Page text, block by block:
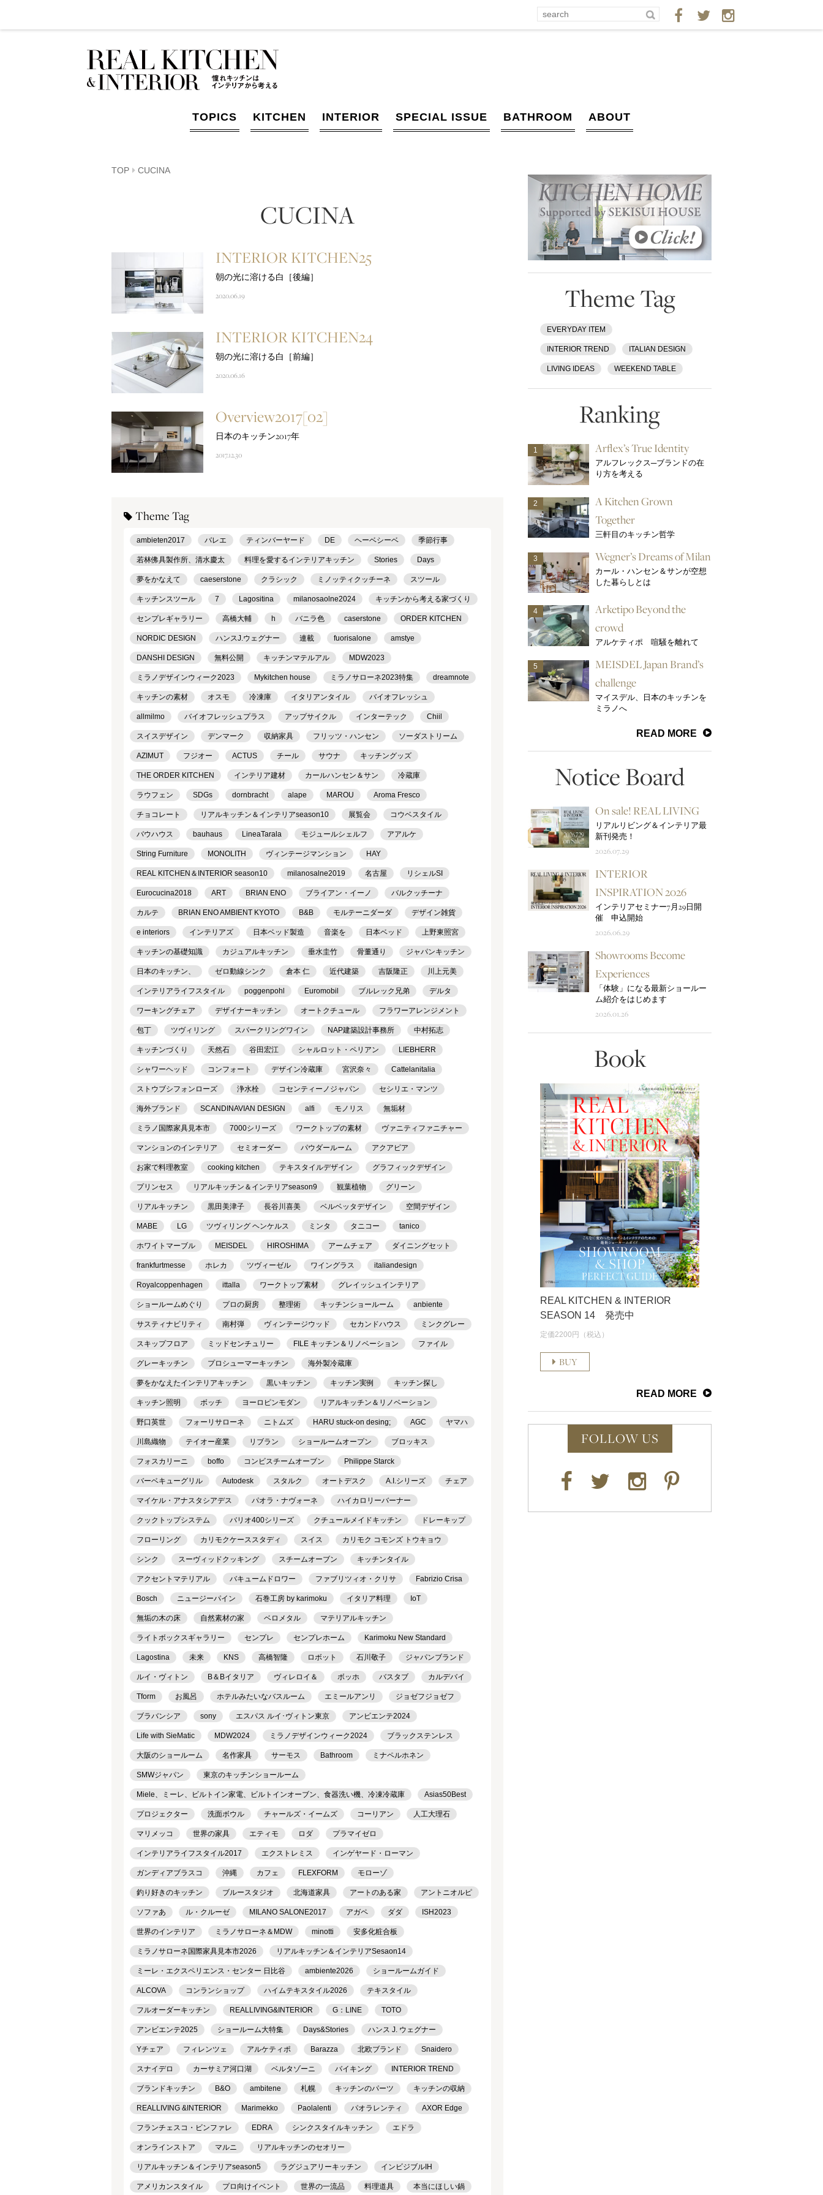
TOPICS KITCHEN INTERIOR SPECIAL ISSUE BATHROOM ABOUT
TOP CUCINA
CUCINA
INTERIOR KITCHEN25
朝の光に溶ける白［後編］
2020.06.19
INTERIOR KITCHEN24
朝の光に溶ける白［前編］
2020.06.16
Overview2017[02]
日本のキッチン2017年
2017.12.30
Theme Tag
ambieten2017 バレエ ティンバーヤード DE ヘーベシーベ 季節行事
若林佛具製作所、清水慶太 料理を愛するインテリアキッチン Stories Days
夢をかなえて caeserstone クラシック ミノッティクッチーネ スツール
キッチンスツール 7 Lagositina milanosaolne2024 キッチンから考える家づくり
センプレギャラリー 高橋大輔 h バニラ色 caserstone ORDER KITCHEN
NORDIC DESIGN ハンスJ.ウェグナー 連載 fuorisalone amstye
DANSHI DESIGN 無料公開 キッチンマテルアル MDW2023
ミラノデザインウィーク2023 Mykitchen house ミラノサローネ2023特集 dreamnote
キッチンの素材 オスモ 冷凍庫 イタリアンタイル バイオフレッシュ
allmilmo バイオフレッシュプラス アップサイクル インターテック Chiil
スイスデザイン デンマーク 収納家具 フリッツ・ハンセン ソーダストリーム
AZIMUT フジオー ACTUS チール サウナ キッチングッズ
THE ORDER KITCHEN インテリア建材 カールハンセン＆サン 冷蔵庫
ラウフェン SDGs dornbracht alape MAROU Aroma Fresco
チョコレート リアルキッチン＆インテリアseason10 展覧会 コウベスタイル
バウハウス bauhaus LineaTarala モジュールシェルフ アアルケ
String Furniture MONOLITH ヴィンテージマンション HAY
REAL KITCHEN＆INTERIOR season10 milanosalne2019 名古屋 リシェルSI
Eurocucina2018 ART BRIAN ENO ブライアン・イーノ バルクッチーナ
カルテ BRIAN ENO AMBIENT KYOTO B&B モルテーニダーダ デザイン雑貨
e interiors インテリアズ 日本ベッド製造 音楽を 日本ベッド 上野東照宮
キッチンの基礎知識 カジュアルキッチン 垂水圭竹 骨董通り ジャパンキッチン
日本のキッチン、 ゼロ動線シンク 倉本 仁 近代建築 吉阪隆正 川上元美
インテリアライフスタイル poggenpohl Euromobil ブルレック兄弟 デルタ
ワーキングチェア デザイナーキッチン オートクチュール フラワーアレンジメント
包丁 ツヴィリング スパークリングワイン NAP建築設計事務所 中村拓志
キッチンづくり 天然石 谷田宏江 シャルロット・ペリアン LIEBHERR
シャワーヘッド コンフォート デザイン冷蔵庫 宮沢奈々 Cattelanitalia
ストウブシフォンローズ 浄水栓 コセンティーノジャパン セシリエ・マンツ
海外ブランド SCANDINAVIAN DESIGN alfi モノリス 無垢材
ミラノ国際家具見本市 7000シリーズ ワークトップの素材 ヴァニティファニチャー
マンションのインテリア セミオーダー パウダールーム アクアピア
お家で料理教室 cooking kitchen テキスタイルデザイン グラフィックデザイン
プリンセス リアルキッチン＆インテリアseason9 観葉植物 グリーン
リアルキッチン 黒田美津子 長谷川喜美 ベルベッタデザイン 空間デザイン
MABE LG ツヴィリング ヘンケルス ミンタ タニコー tanico
ホワイトマーブル MEISDEL HIROSHIMA アームチェア ダイニングセット
frankfurtmesse ホレカ ツヴィーゼル ワイングラス italiandesign
Royalcoppenhagen ittalla ワークトップ素材 グレイッシュインテリア
ショールームめぐり プロの厨房 整理術 キッチンショールーム anbiente
サスティナビリティ 南村弾 ヴィンテージウッド セカンドハウス ミンクグレー
スキップフロア ミッドセンチュリー FILE キッチン＆リノベーション ファイル
グレーキッチン プロシューマーキッチン 海外製冷蔵庫
夢をかなえたインテリアキッチン 黒いキッチン キッチン実例 キッチン探し
キッチン照明 ボッチ ヨーロピンモダン リアルキッチン＆リノベーション
野口英世 フォーリサローネ ニトムズ HARU stuck-on desing; AGC ヤマハ
川島織物 テイオー産業 リブラン ショールームオープン ブロッキス
フォスカリーニ boffo コンビスチームオーブン Philippe Starck
バーベキューグリル Autodesk スタルク オートデスク A.I.シリーズ チェア
マイケル・アナスタシアデス パオラ・ナヴォーネ ハイカロリーバーナー
クックトップシステム バリオ400シリーズ クチュールメイドキッチン ドレーキップ
フローリング カリモクケーススタディ スイス カリモク コモンズ トウキョウ
シンク スーヴィッドクッキング スチームオーブン キッチンタイル
アクセントマテリアル バキュームドロワー ファブリツィオ・クリサ Fabrizio Crisa
Bosch ニュージーパイン 石巻工房 by karimoku イタリア料理 IoT
無垢の木の床 自然素材の家 ベロメタル マテリアルキッチン
ライトボックスギャラリー センプレ センプレホーム Karimoku New Standard
Lagostina 未来 KNS 高橋智隆 ロボット 石川敬子 ジャパンブランド
ルイ・ヴィトン B＆Bイタリア ヴィレロイ＆ ボッホ バスタブ カルデバイ
Tform お風呂 ホテルみたいなバスルーム エミールアンリ ジョゼフジョゼフ
ブラバンシア sony エスパス ルイ･ヴィトン東京 アンビエンテ2024
Life with SieMatic MDW2024 ミラノデザインウィーク2024 ブラックステンレス
大阪のショールーム 名作家具 サーモス Bathroom ミナペルホネン
SMWジャパン 東京のキッチンショールーム
Miele、ミーレ、ビルトイン家電、ビルトインオーブン、食器洗い機、冷凍冷蔵庫 Asias50Best
プロジェクター 洗面ボウル チャールズ・イームズ コーリアン 人工大理石
マリメッコ 世界の家具 エティモ ロダ プラマイゼロ
インテリアライフスタイル2017 エクストレミス インゲヤード・ローマン
ガンディアブラスコ 沖縄 カフェ FLEXFORM モローゾ
釣り好きのキッチン ブルースタジオ 北海道家具 アートのある家 アントニオルピ
ソファあ ル・クルーゼ MILANO SALONE2017 アガペ ダダ ISH2023
世界のインテリア ミラノサローネ＆MDW minotti 安多化粧合板
ミラノサローネ国際家具見本市2026 リアルキッチン＆インテリアSesaon14
ミーレ・エクスペリエンス・センター 日比谷 ambiente2026 ショールームガイド
ALCOVA コンランショップ ハイムテキスタイル2026 テキスタイル
フルオーダーキッチン REALLIVING&INTERIOR G：LINE TOTO
アンビエンテ2025 ショールーム大特集 Days&Stories ハンス J. ウェグナー
Yチェア フィレンツェ アルケティポ Barazza 北欧ブランド Snaidero
スナイデロ カーサミア河口湖 ベルタゾーニ バイキング INTERIOR TREND
ブランドキッチン B&O ambitene 札幌 キッチンのパーツ キッチンの収納
REALLIVING &INTERIOR Marimekko Paolalenti パオラレンティ AXOR Edge
フランチェスコ・ビンファレ EDRA シンクスタイルキッチン エドラ
オンラインストア マルニ リアルキッチンのセオリー
リアルキッチン＆インテリアseason5 ラグジュアリーキッチン インビジブルIH
アメリカンスタイル プロ向けイベント 世界の一流品 料理道具 本当にほしい鍋
Theme Tag
EVERYDAY ITEM
INTERIOR TREND ITALIAN DESIGN
LIVING IDEAS WEEKEND TABLE
Ranking
1 Arflex’s True Identity
アルフレックス─ブランドの在
り方を考える
2
A Kitchen Grown
Together
三軒目のキッチン哲学
3 Wegner’s Dreams of Milan
カール・ハンセン＆サンが空想
した暮らしとは
4
Arketipo Beyond the
crowd
アルケティポ 喧騒を離れて
5
MEISDEL Japan Brand’s
challenge
マイスデル、日本のキッチンを
ミラノへ
READ MORE
Notice Board
On sale! REAL LIVING
リアルリビング＆インテリア最
新刊発売！
2026.07.29
INTERIOR
INSPIRATION 2026
インテリアセミナー7月29日開
催 申込開始
2026.06.29
Showrooms Become
Experiences
「体験」になる最新ショールー
ム紹介をはじめます
2026.01.26
Book
REAL KITCHEN & INTERIOR
SEASON 14 発売中
定価2200円（税込）
BUY
READ MORE
FOLLOW US